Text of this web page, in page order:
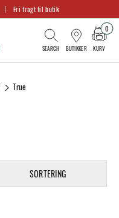
Fri fragt til butik
BUTIKKER KURV
0
True
SORTERING